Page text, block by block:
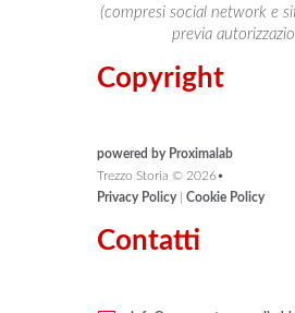
(compresi social network e
previa
Copyright
powered by Proximalab
Trezzo Storia © 2026•
Privacy Policy
Cookie Policy
Contatti